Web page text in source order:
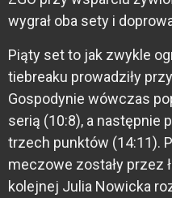
wygrał oba sety i
Piąty set to jak zwykle
tiebreaku prowadziły
Gospodynie wówczas
serią (10:8), a następnie
trzech punktów (14:11).
meczowe zostały przez
kolejnej Julia Nowicka